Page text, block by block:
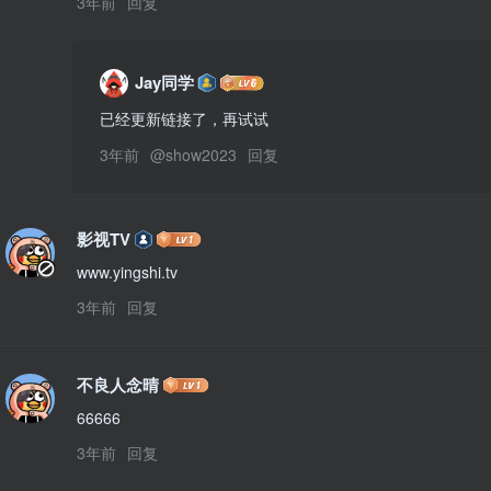
Jay同学
已经更新链接了，再试试
3年前 @show2023 回复
影视TV
www.yingshi.tv
3年前 回复
不良人念晴
66666
3年前 回复